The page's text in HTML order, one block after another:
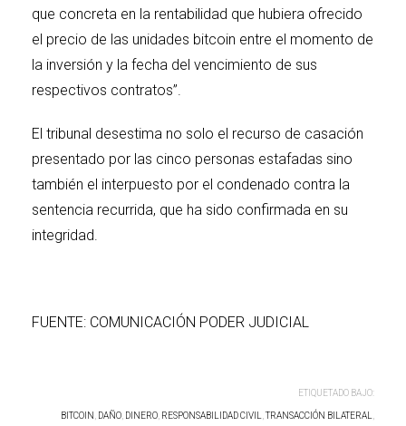
que concreta en la rentabilidad que hubiera ofrecido
el precio de las unidades bitcoin entre el momento de
la inversión y la fecha del vencimiento de sus
respectivos contratos”.
El tribunal desestima no solo el recurso de casación
presentado por las cinco personas estafadas sino
también el interpuesto por el condenado contra la
sentencia recurrida, que ha sido confirmada en su
integridad.
FUENTE: COMUNICACIÓN PODER JUDICIAL
ETIQUETADO BAJO:
BITCOIN DAÑO DINERO RESPONSABILIDAD CIVIL ,TRANSACCIÓN BILATERAL